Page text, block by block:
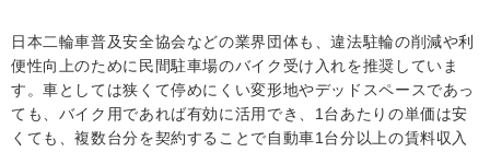
日本二輪車普及安全協会などの業界団体も、違法駐輪の削減や利
便性向上のために民間駐車場のバイク受け入れを推奨していま
す。車としては狭くて停めにくい変形地やデッドスペースであっ
ても、バイク用であれば有効に活用でき、1台あたりの単価は安
くても、複数台分を契約することで自動車1台分以上の賃料収入